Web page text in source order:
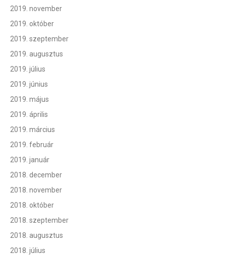
2019. november
2019. október
2019. szeptember
2019. augusztus
2019. július
2019. június
2019. május
2019. április
2019. március
2019. február
2019. január
2018. december
2018. november
2018. október
2018. szeptember
2018. augusztus
2018. július